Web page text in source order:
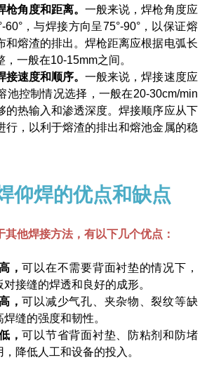
枪角度和距离。一般来说，焊枪角度应
60°，与焊接方向呈75°-90°，以保证熔
和熔渣的排出。焊枪距离应根据电弧长
，一般在10-15mm之间。
接速度和顺序。一般来说，焊接速度应
池控制情况选择，一般在20-30cm/min
的热输入和渗透深度。焊接顺序应从下
行，以利于熔渣的排出和熔池金属的稳
仰焊的优点和缺点
其他焊接方法，有以下几个优点：
，可以在不需要背面衬垫的情况下，
接缝的焊透和良好的成形。
，可以减少气孔、夹杂物、裂纹等缺
缝的强度和韧性。
，可以节省背面衬垫、防粘剂和防堵
降低人工和设备的投入。